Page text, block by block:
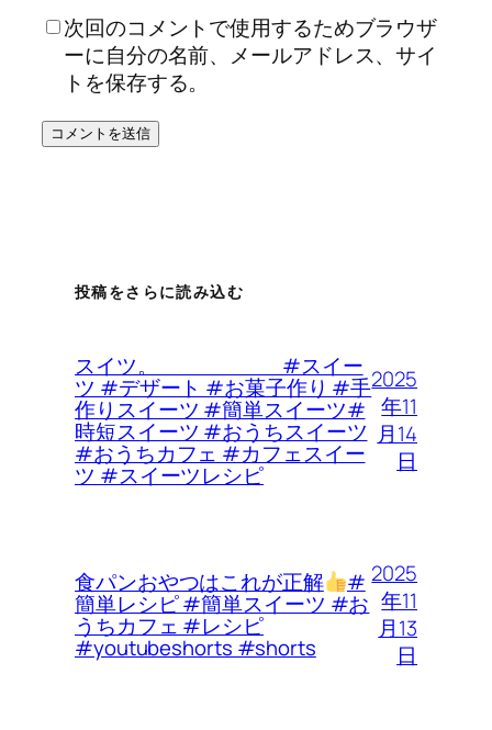
次回のコメントで使用するためブラウザ
ーに自分の名前、メールアドレス、サイ
トを保存する。
投稿をさらに読み込む
スイツ。 #スイー
ツ #デザート #お菓子作り #手
作りスイーツ #簡単スイーツ#
時短スイーツ #おうちスイーツ
#おうちカフェ #カフェスイー
ツ #スイーツレシピ
2025
年11
月14
日
食パンおやつはこれが正解 #
簡単レシピ #簡単スイーツ #お
うちカフェ #レシピ
#youtubeshorts #shorts
2025
年11
月13
日